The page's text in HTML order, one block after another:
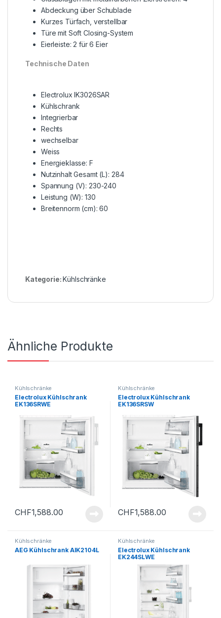
Abdeckung über Schublade
Kurzes Türfach, verstellbar
Türe mit Soft Closing-System
Eierleiste: 2 für 6 Eier
Technische Daten
Electrolux IK3026SAR
Kühlschrank
Integrierbar
Rechts
wechselbar
Weiss
Energieklasse: F
Nutzinhalt Gesamt (L): 284
Spannung (V): 230-240
Leistung (W): 130
Breitennorm (cm): 60
Kategorie:Kühlschränke
Ähnliche Produkte
Kühlschränke
Electrolux Kühlschrank
EK136SRWE
CHF1,588.00
Kühlschränke
Electrolux Kühlschrank
EK136SRSW
CHF1,588.00
Kühlschränke
AEG Kühlschrank AIK2104L
Kühlschränke
Electrolux Kühlschrank
EK244SLWE